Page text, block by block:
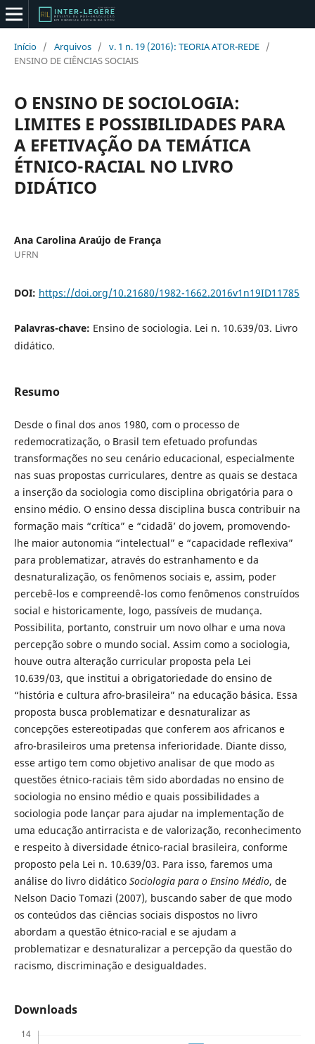
Início / Arquivos / v. 1 n. 19 (2016): TEORIA ATOR-REDE /
ENSINO DE CIÊNCIAS SOCIAIS
O ENSINO DE SOCIOLOGIA:
LIMITES E POSSIBILIDADES PARA
A EFETIVAÇÃO DA TEMÁTICA
ÉTNICO-RACIAL NO LIVRO
DIDÁTICO
Ana Carolina Araújo de França
UFRN
DOI: https://doi.org/10.21680/1982-1662.2016v1n19ID11785
Palavras-chave: Ensino de sociologia. Lei n. 10.639/03. Livro
didático.
Resumo
Desde o final dos anos 1980, com o processo de
redemocratização, o Brasil tem efetuado profundas
transformações no seu cenário educacional, especialmente
nas suas propostas curriculares, dentre as quais se destaca
a inserção da sociologia como disciplina obrigatória para o
ensino médio. O ensino dessa disciplina busca contribuir na
formação mais “crítica” e “cidadã’ do jovem, promovendo-
lhe maior autonomia “intelectual” e “capacidade reflexiva”
para problematizar, através do estranhamento e da
desnaturalização, os fenômenos sociais e, assim, poder
percebê-los e compreendê-los como fenômenos construídos
social e historicamente, logo, passíveis de mudança.
Possibilita, portanto, construir um novo olhar e uma nova
percepção sobre o mundo social. Assim como a sociologia,
houve outra alteração curricular proposta pela Lei
10.639/03, que institui a obrigatoriedade do ensino de
“história e cultura afro-brasileira” na educação básica. Essa
proposta busca problematizar e desnaturalizar as
concepções estereotipadas que conferem aos africanos e
afro-brasileiros uma pretensa inferioridade. Diante disso,
esse artigo tem como objetivo analisar de que modo as
questões étnico-raciais têm sido abordadas no ensino de
sociologia no ensino médio e quais possibilidades a
sociologia pode lançar para ajudar na implementação de
uma educação antirracista e de valorização, reconhecimento
e respeito à diversidade étnico-racial brasileira, conforme
proposto pela Lei n. 10.639/03. Para isso, faremos uma
análise do livro didático Sociologia para o Ensino Médio, de
Nelson Dacio Tomazi (2007), buscando saber de que modo
os conteúdos das ciências sociais dispostos no livro
abordam a questão étnico-racial e se ajudam a
problematizar e desnaturalizar a percepção da questão do
racismo, discriminação e desigualdades.
Downloads